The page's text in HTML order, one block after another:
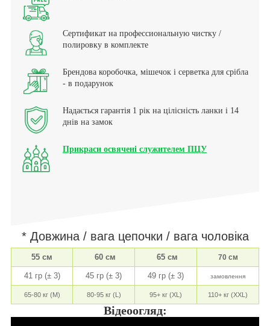
Сертификат на профессиональную чистку /
полировку в комплекте
Брендова коробочка, мішечок і серветка для срібла
- в подарунок
Надається гарантія 1 рік на цілісність ланки і 14
днів на замок
Прикраси освячені служителем ПЦУ
* Довжина / вага цепочки / вага чоловіка
55 см 60 см 65 см 70 см
41 гр (± 3) 45 гр (± 3) 49 гр (± 3) замовлення
65-80 кг (M) 80-95 кг (L) 95+ кг (XL) 110+ кг (XXL)
Відеоогляд: